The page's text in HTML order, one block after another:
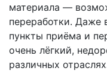
материала —
переработки. Даже
пункты приёма и
очень лёгкий,
различных